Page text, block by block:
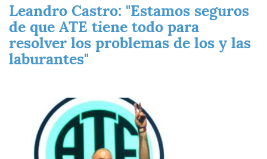
Leandro Castro: "Estamos seguros
de que ATE tiene todo para
resolver los problemas de los y las
laburantes"